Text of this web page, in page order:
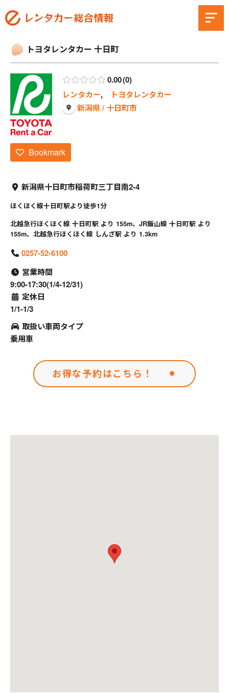
トヨタレンタカー 十日町
0.00 0
レンタカー,
トヨタレンタカー
新潟県 / 十日町市
Bookmark
新潟県十日町市稲荷町三丁目南2-4
ほくほく線十日町駅より徒歩1分
北越急行ほくほく線 十日町駅 より 155m、JR飯山線 十日町駅 より
155m、北越急行ほくほく線 しんざ駅 より 1.3km
0257-52-6100
営業時間
9:00-17:30(1/4-12/31)
定休日
1/1-1/3
取扱い車両タイプ
乗用車
お得な予約はこちら！